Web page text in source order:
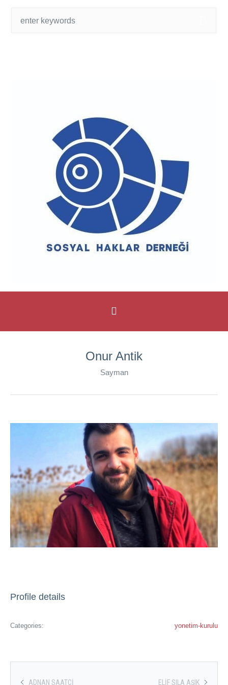
Onur Antik
Sayman
Profile details
Categories: yonetim-kurulu
ELIF SILA AŞIK
ADNAN SAATÇI